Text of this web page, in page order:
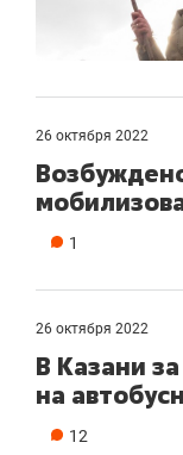
26 октября 2022
1
26 октября 2022
В Казани
на
12